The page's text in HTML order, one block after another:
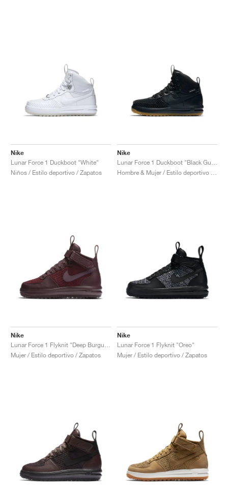
Nike
Lunar Force 1 Duckboot "White"
Niños / Estilo deportivo / Zapatos
Nike
Nike
Mujer / Estilo deportivo / Zapatos
Nike
Lunar Force 1 Flyknit "Oreo"
Mujer / Estilo deportivo / Zapatos